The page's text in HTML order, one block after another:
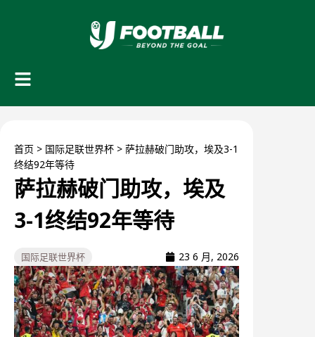
首页 > 国际足联世界杯 > 萨拉赫破门助攻，埃及3-1
终结92年等待
萨拉赫破门助攻，埃及
3-1终结92年等待
国际足联世界杯 23 6 月, 2026